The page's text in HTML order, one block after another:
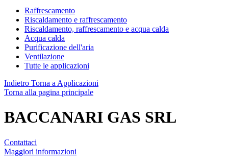
Raffrescamento
Riscaldamento e raffrescamento
Riscaldamento, raffrescamento e acqua calda
Acqua calda
Purificazione dell'aria
Ventilazione
Tutte le applicazioni
Indietro Torna a Applicazioni
Torna alla pagina principale
BACCANARI GAS SRL
Contattaci
Maggiori informazioni